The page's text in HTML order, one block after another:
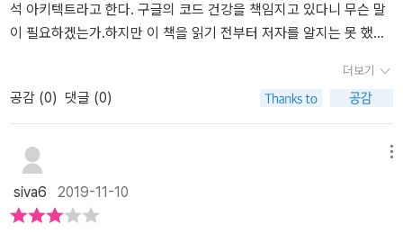
석 아키텍트라고 한다. 구글의 코드 건강을 책임지고 있다니 무슨 말
이 필요하겠는가.하지만 이 책을 읽기 전부터 저자를 알지는 못 했다.
목이었다. “어떻게 하면 코드를 심플하게 만들 수 있을까?”가 나에게
있어 최근의 큰 화두였기 때문이다.책은 전체적으로 개발자에게 필요
한 기본 원칙과 복잡성과 단순성에 대해 이야기한다. 또한, 많은 부분
이 프로젝트 관리자에게 유용한 내용들도 함께 담고 있다. 각 장들은
저자의 경험과 사례를 예로 들면서 설명하는데, 구글의 이야기가 없
다는게 좀 아쉽긴 하다.“프로그래머를 위한 원칙”으로 시작하는 책은
초반부터 뼈를 때리는 말로 시작한다.뛰어난 프로그래머가 되고자 하
더보기
공감 (0) 댓글 (0)
siva6 2019-11-10